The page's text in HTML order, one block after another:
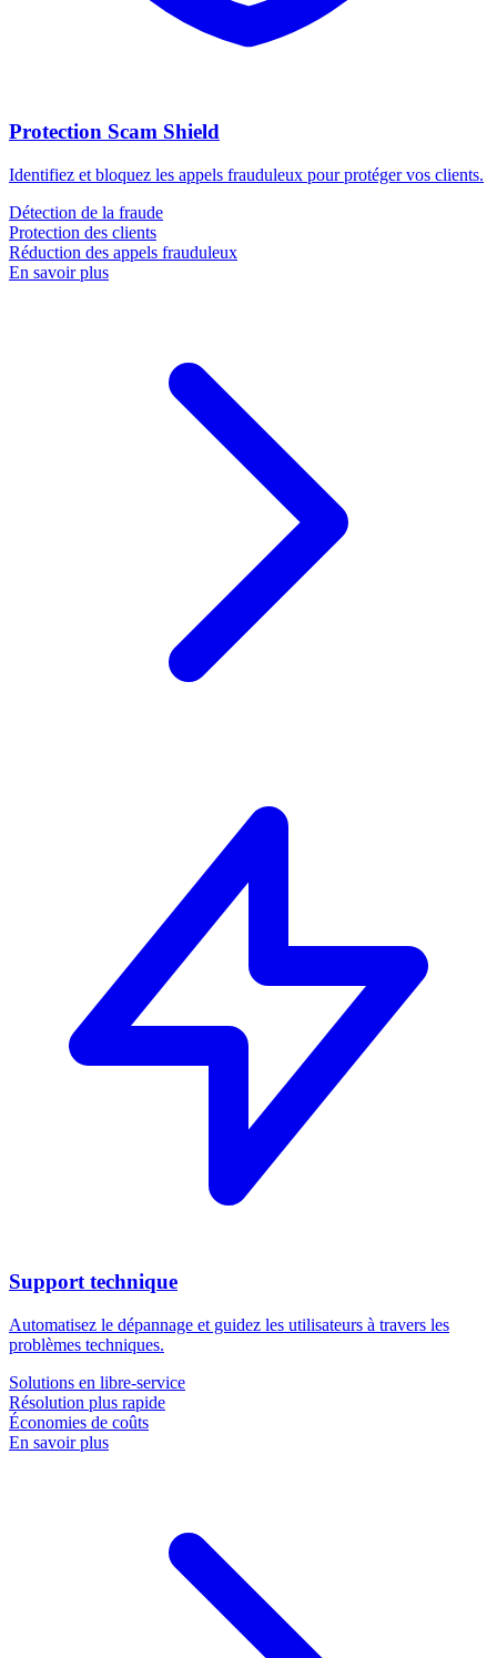
Protection Scam Shield
Identifiez et bloquez les appels frauduleux pour protéger vos clients.
Détection de la fraude
Protection des clients
Réduction des appels frauduleux
En savoir plus
Support technique
Automatisez le dépannage et guidez les utilisateurs à travers les
problèmes techniques.
Solutions en libre-service
Résolution plus rapide
Économies de coûts
En savoir plus